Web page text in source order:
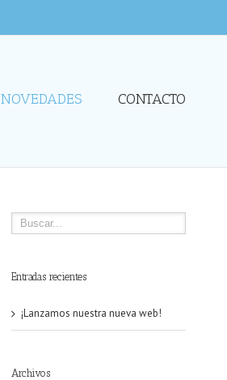
NOVEDADES CONTACTO
Entradas recientes
¡Lanzamos nuestra nueva web!
Archivos